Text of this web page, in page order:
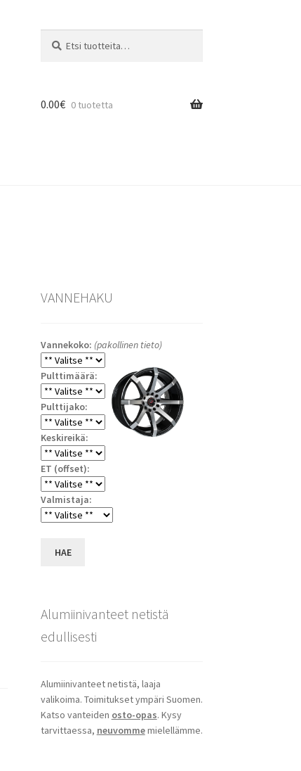
0.00€ 0 tuotetta
VANNEHAKU
Vannekoko: (pakollinen tieto)
Pulttimäärä:
Pulttijako:
Keskireikä:
ET (offset):
Valmistaja:
HAE
Alumiinivanteet netistä
edullisesti
Alumiinivanteet netistä, laaja
valikoima. Toimitukset ympäri Suomen.
Katso vanteiden osto-opas. Kysy
tarvittaessa, neuvommemielellämme.